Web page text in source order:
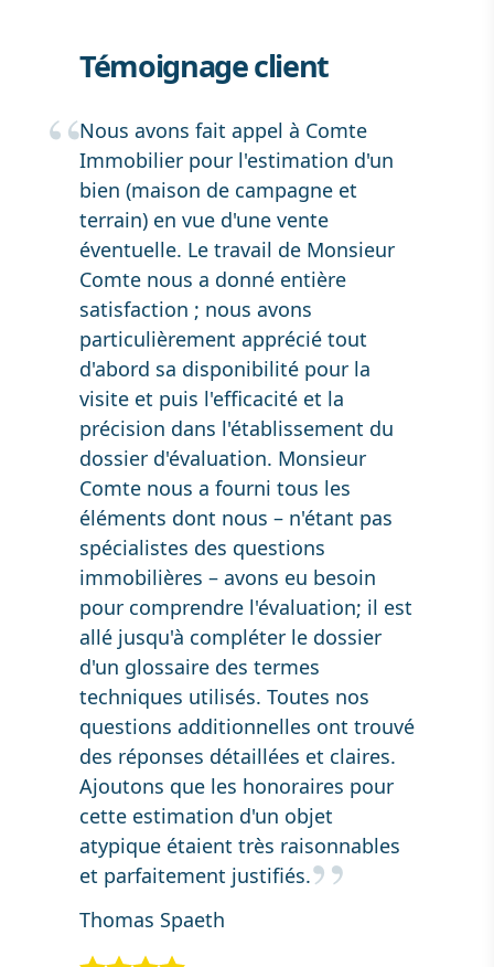
Témoignage client
Nous avons fait appel à Comte
Immobilier pour l'estimation d'un
bien (maison de campagne et
terrain) en vue d'une vente
éventuelle. Le travail de Monsieur
Comte nous a donné entière
satisfaction ; nous avons
particulièrement apprécié tout
d'abord sa disponibilité pour la
visite et puis l'efficacité et la
précision dans l'établissement du
dossier d'évaluation. Monsieur
Comte nous a fourni tous les
éléments dont nous – n'étant pas
spécialistes des questions
immobilières – avons eu besoin
pour comprendre l'évaluation; il est
allé jusqu'à compléter le dossier
d'un glossaire des termes
techniques utilisés. Toutes nos
questions additionnelles ont trouvé
des réponses détaillées et claires.
Ajoutons que les honoraires pour
cette estimation d'un objet
atypique étaient très raisonnables
et parfaitement justifiés.
Thomas Spaeth